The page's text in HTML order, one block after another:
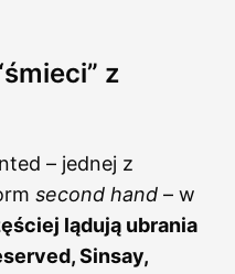
z
– jednej z
second hand – w
lądują ubrania
Sinsay,